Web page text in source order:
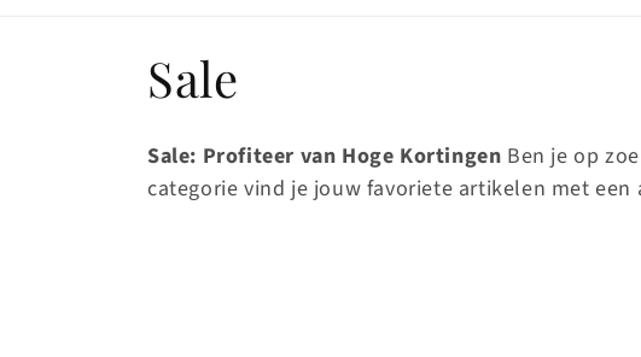
C
o
l
Sale
Sale: Profiteer van Hoge Kortingen Ben je op
categorie vind je jouw favoriete artikelen met een